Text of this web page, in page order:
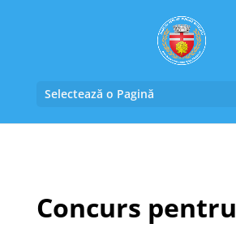
Selectează o Pagină
Concurs pentru